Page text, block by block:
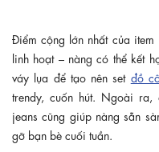
Điểm cộng lớn nhất của
linh hoạt – nàng có thể kết
váy lụa để tạo nên set đồ
trendy, cuốn hút. Ngoài
jeans cũng giúp nàng sẵn
gỡ bạn bè cuối tuần.